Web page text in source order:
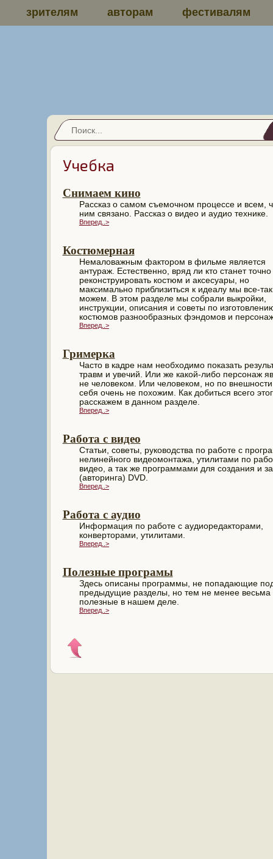
зрителям авторам фестивалям
Учебка
Снимаем кино
Рассказ о самом съемочном процессе и всем,
ним связано. Рассказ о видео и аудио технике.
Вперед..>
Костюмерная
Немаловажным фактором в фильме является
антураж. Естественно, вряд ли кто станет точно
реконструировать костюм и аксесуары, но
максимально приблизиться к идеалу мы все-
можем. В этом разделе мы собрали выкройки,
инструкции, описания и советы по
костюмов разнообразных фэндомов и
Вперед..>
Гримерка
Часто в кадре нам необходимо показать
травм и увечий. Или же какой-либо персонаж
не человеком. Или человеком, но по
себя очень не похожим. Как добиться всего
расскажем в данном разделе.
Вперед..>
Работа с видео
Статьи, советы, руководства по работе с
нелинейного видеомонтажа, утилитами по
видео, а так же программами для создания и
(авторинга) DVD.
Вперед..>
Работа с аудио
Информация по работе с аудиоредакторами,
конверторами, утилитами.
Вперед..>
Полезные програмы
Здесь описаны программы, не попадающие
предыдущие разделы, но тем не менее весьма
полезные в нашем деле.
Вперед..>